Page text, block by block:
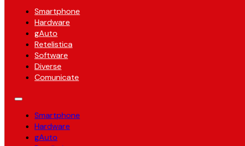
Smartphone
Hardware
gAuto
Retelistica
Software
Diverse
Comunicate
Smartphone
Hardware
gAuto